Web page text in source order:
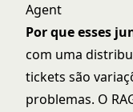
Agent
Por que esses
com uma
tickets são
problemas. O